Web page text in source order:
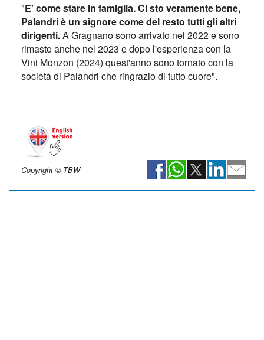
"E' come stare in famiglia. Ci sto veramente bene,
Palandri è un signore come del resto tutti gli altri
dirigenti.A Gragnano sono arrivato nel 2022 e sono
rimasto anche nel 2023 e dopo l'esperienza con la
Vini Monzon (2024) quest'anno sono tornato con la
società di Palandri che ringrazio di tutto cuore".
Copyright © TBW